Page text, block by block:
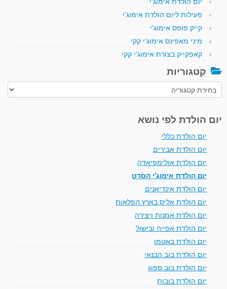
פעילות ליום הולדת אימוג'י
קייק פופס אימוג'י
מיני מאפינס אימוג'י קקי
קאפקייק בצורת אימוג'י קקי
קטגוריות
קטגוריות
יום הולדת לפי נושא
יום הולדת כללי
יום הולדת אבירים
יום הולדת אולימפיאדה
יום הולדת אימוג'י הסרט
יום הולדת אינדיאנים
יום הולדת אליס בארץ הפלאות
יום הולדת אמנות ויצירה
יום הולדת אפייה ובישול
יום הולדת באטמן
יום הולדת בוב הבנאי
יום הולדת בוב ספוג
יום הולדת בובות